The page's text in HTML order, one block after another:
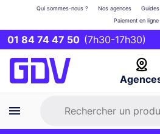
01 84 74 47 50 (7h30-17h30)
Qui sommes-nous ? Nos agences
Paiement en ligne